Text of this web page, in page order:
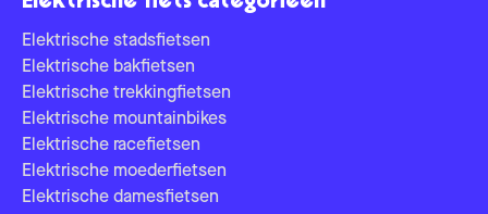
Elektrische stadsfietsen
Elektrische bakfietsen
Elektrische trekkingfietsen
Elektrische mountainbikes
Elektrische racefietsen
Elektrische moederfietsen
Elektrische damesfietsen